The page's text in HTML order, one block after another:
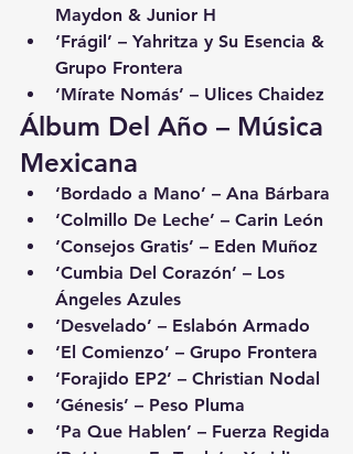
Maydon & Junior H
‘Frágil’ – Yahritza y Su Esencia &
Grupo Frontera
‘Mírate Nomás’ – Ulices Chaidez
Álbum Del Año – Música
Mexicana
‘Bordado a Mano’ – Ana Bárbara
‘Colmillo De Leche’ – Carin León
‘Consejos Gratis’ – Eden Muñoz
‘Cumbia Del Corazón’ – Los
Ángeles Azules
‘Desvelado’ – Eslabón Armado
‘El Comienzo’ – Grupo Frontera
‘Forajido EP2’ – Christian Nodal
‘Génesis’ – Peso Pluma
‘Pa Que Hablen’ – Fuerza Regida